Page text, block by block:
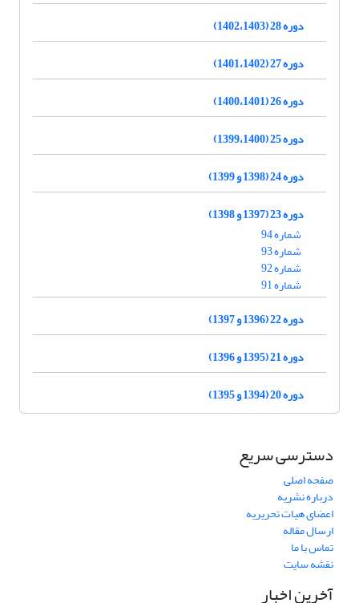
دوره 28 (1402،1403)
دوره 27 (1401،1402)
دوره 26 (1400،1401)
دوره 25 (1399،1400)
دوره 24 (1398 و 1399)
دوره 23 (1397 و 1398)
شماره 94
شماره 93
شماره 92
شماره 91
دوره 22 (1396 و 1397)
دوره 21 (1395 و 1396)
دوره 20 (1394 و 1395)
دسترسی سریع
صفحه اصلی
درباره نشریه
اعضای هیات تحریریه
ارسال مقاله
تماس با ما
نقشه سایت
آخرین اخبار